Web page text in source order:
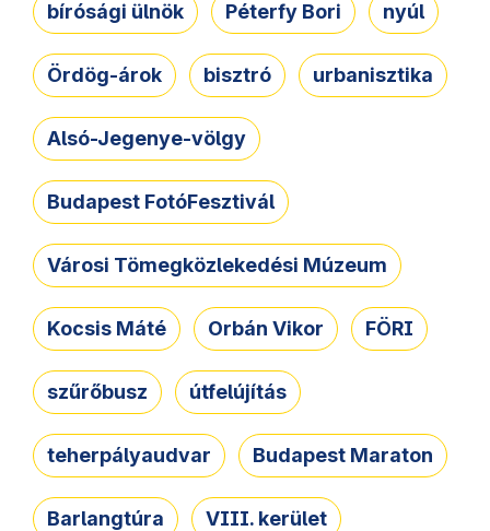
bírósági ülnök Péterfy Bori nyúl
Ördög-árok bisztró urbanisztika
Alsó-Jegenye-völgy
Budapest FotóFesztivál
Városi Tömegközlekedési Múzeum
Kocsis Máté Orbán Vikor FÖRI
szűrőbusz útfelújítás
teherpályaudvar Budapest Maraton
Barlangtúra VIII. kerület